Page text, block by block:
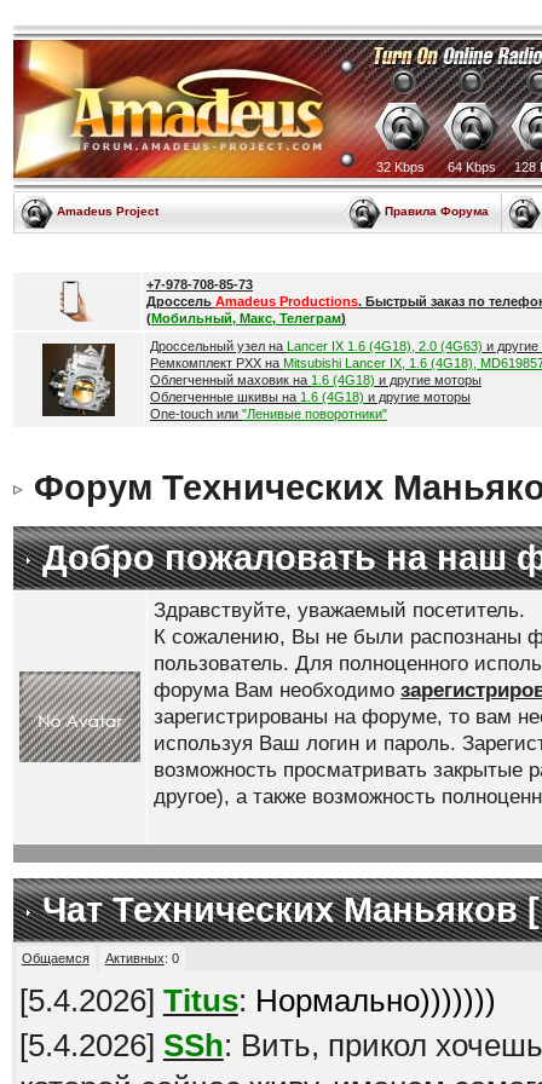
32 Kbps 64 Kbps 128
Amadeus Project Правила Форума
+7-978-708-85-73
Дроссель Amadeus Productions. Быстрый заказ по
(Мобильный, Макс, Телеграм)
Дроссельный узел на Lancer IX 1.6 (4G18), 2.0 (4G63) и
Ремкомплект РХХ на Mitsubishi Lancer IX, 1.6 (4G18),
Облегченный маховик на 1.6 (4G18) и другие моторы
Облегченные шкивы на 1.6 (4G18) и другие моторы
One-touch или "Ленивые поворотники"
Форум Технических
Добро пожаловать на наш
Здравствуйте, уважаемый посетитель.
К сожалению, Вы не были распознаны
пользователь. Для полноценного
форума Вам необходимо
зарегистрированы на форуме, то вам
используя Ваш логин и пароль.
возможность просматривать закрытые
другое), а также возможность
Чат Технических Маньяков [
Общаемся Активных: 0
[5.4.2026] Titus: Нормально)))))))
[5.4.2026] SSh: Вить, прикол